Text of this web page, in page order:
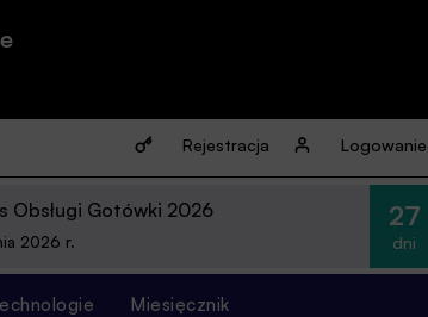
Rejestracja Logowanie
Obsługi Gotówki 2026
2026 r.
27
dni
Miesięcznik